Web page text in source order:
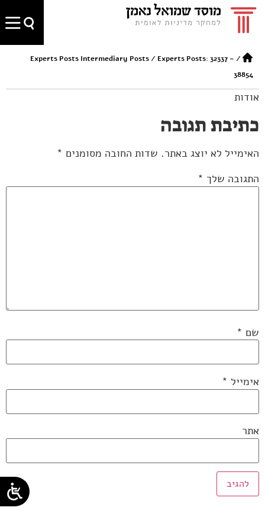
/
Experts Posts Intermediary Posts/ Experts Posts: 32337 –
38854
אודות
כתיבת תגובה
האימייל לא יוצג באתר. שדות החובה מסומנים *
התגובה שלך *
שם *
אימייל *
אתר